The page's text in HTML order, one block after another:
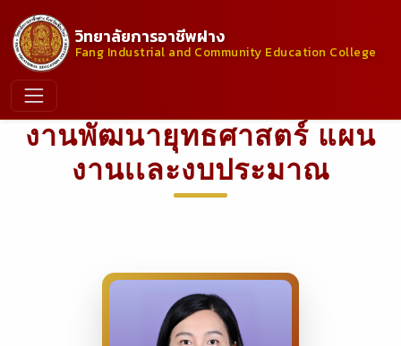
วิทยาลัยการอาชีพฝาง
Fang Industrial and Community Education College
งานพัฒนายุทธศาสตร์ แผน
งานเเละงบประมาณ